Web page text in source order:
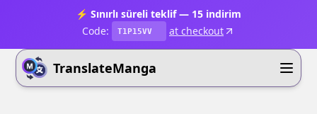
⚡ Sınırlı süreli teklif — 15 indirim
Code:
T1P15VV at checkout
TranslateManga